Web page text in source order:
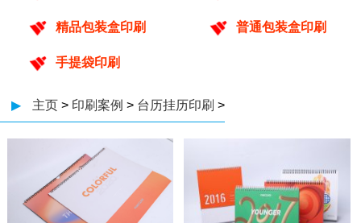
精品包装盒印刷 普通包装盒印刷
手提袋印刷
▶ 主页 > 印刷案例 > 台历挂历印刷 >